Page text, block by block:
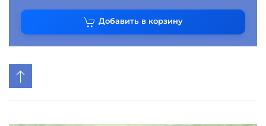
Добавить в корзину